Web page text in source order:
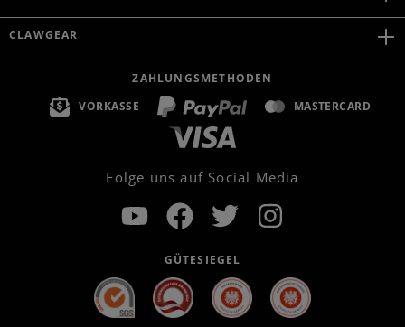
CLAWGEAR
ZAHLUNGSMETHODEN
VORKASSE
MASTERCARD
Folge uns auf Social Media
GÜTESIEGEL